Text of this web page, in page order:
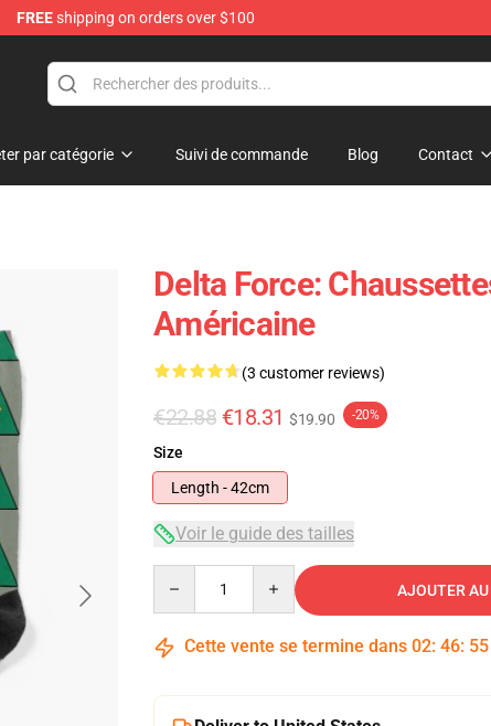
FREEshipping on orders over $100
par catégorie Suivi de commande Blog Contact
Delta Force:
Américaine
(3 customer reviews)
€22.88 €18.31 $19.90 -20%
Size
Length - 42cm
Voir le guide des tailles
AJOUTER AU
Cette vente se termine dans 02: 46: 54